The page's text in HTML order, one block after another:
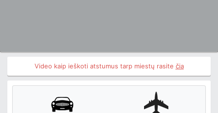
Video kaip ieškoti atstumus tarp miestų rasite čia